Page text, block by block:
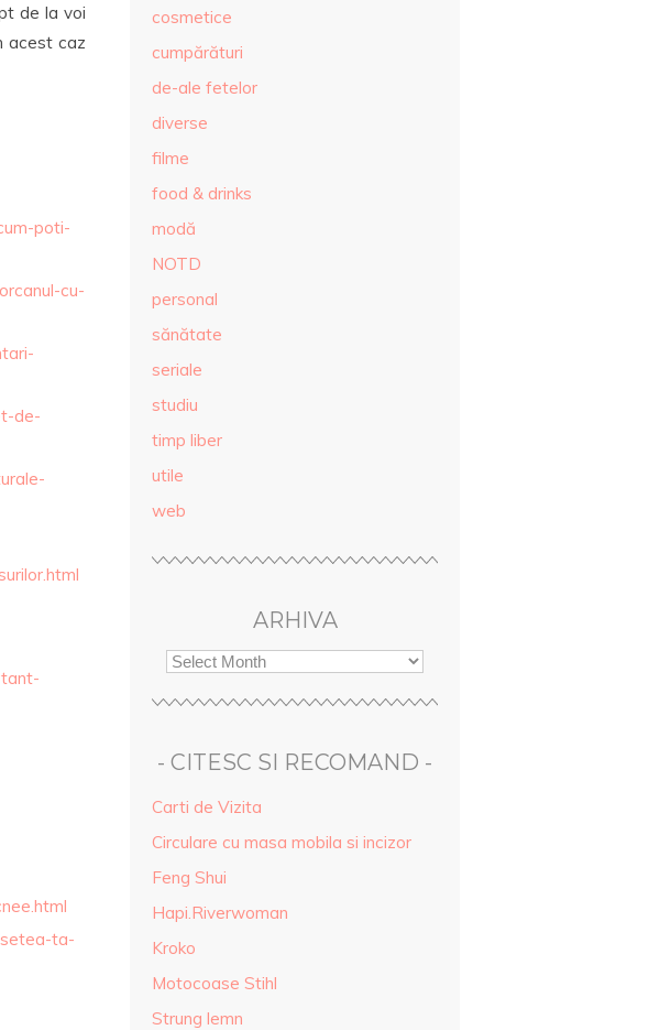
de la voi
acest caz
poti-
cu-
de-
ta-
cosmetice
cumpărături
de-ale fetelor
diverse
filme
food & drinks
modă
NOTD
personal
sănătate
seriale
studiu
timp liber
utile
web
ARHIVA
- CITESC SI RECOMAND -
Carti de Vizita
Circulare cu masa mobila si incizor
Feng Shui
Hapi.Riverwoman
Kroko
Motocoase Stihl
Strung lemn